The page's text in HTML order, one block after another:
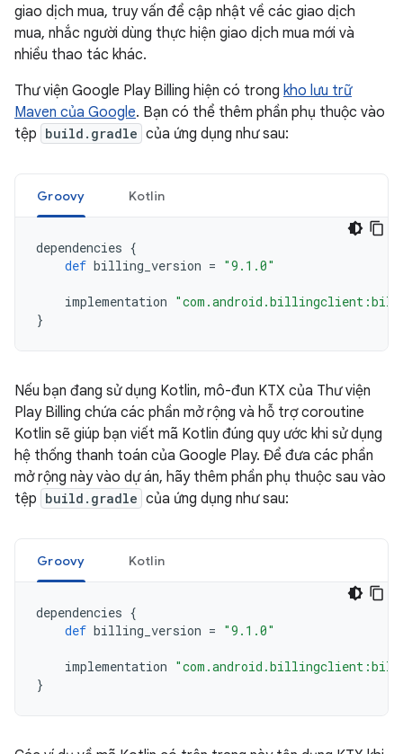
giao dịch mua, truy vấn để cập nhật về các giao dịch
mua, nhắc người dùng thực hiện giao dịch mua mới và
nhiều thao tác khác.
Thư viện Google Play Billing hiện có trong kho lưu trữ
Maven của Google. Bạn có thể thêm phần phụ thuộc vào
tệp build.gradle của ứng dụng như sau:
Groovy Kotlin
dependencies {
def billing_version = "9.1.0"
implementation
}
Nếu bạn đang sử dụng Kotlin, mô-đun KTX của Thư viện
Play Billing chứa các phần mở rộng và hỗ trợ coroutine
Kotlin sẽ giúp bạn viết mã Kotlin đúng quy ước khi sử dụng
hệ thống thanh toán của Google Play. Để đưa các phần
mở rộng này vào dự án, hãy thêm phần phụ thuộc sau vào
tệp build.gradle của ứng dụng như sau:
Groovy Kotlin
dependencies {
def billing_version = "9.1.0"
implementation
}